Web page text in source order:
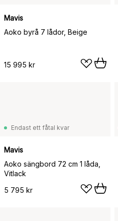
Mavis
Aoko byrå 7 lådor, Beige
15 995 kr
Endast ett fåtal kvar
Mavis
Aoko sängbord 72 cm 1 låda,
Vitlack
5 795 kr